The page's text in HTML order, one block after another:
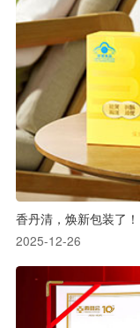
香丹清，焕新包装了！
2025-12-26